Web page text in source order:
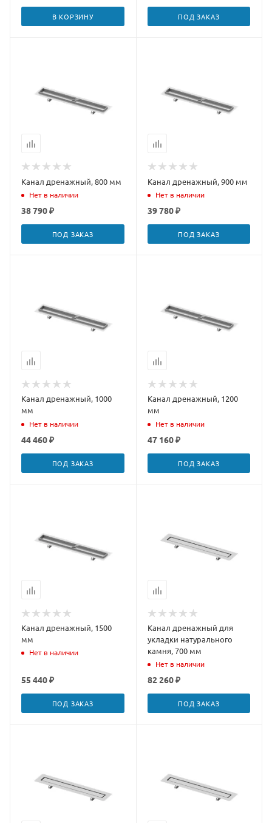
В КОРЗИНУ ПОД ЗАКАЗ
Канал дренажный, 800 мм
Нет в наличии
38 790 ₽
ПОД ЗАКАЗ
Канал дренажный, 900 мм
Нет в наличии
39 780 ₽
ПОД ЗАКАЗ
Канал дренажный, 1000
мм
Нет в наличии
44 460 ₽
ПОД ЗАКАЗ
Канал дренажный, 1200
мм
Нет в наличии
47 160 ₽
ПОД ЗАКАЗ
Канал дренажный, 1500
мм
Нет в наличии
55 440 ₽
ПОД ЗАКАЗ
Канал дренажный для
укладки натурального
камня, 700 мм
Нет в наличии
82 260 ₽
ПОД ЗАКАЗ